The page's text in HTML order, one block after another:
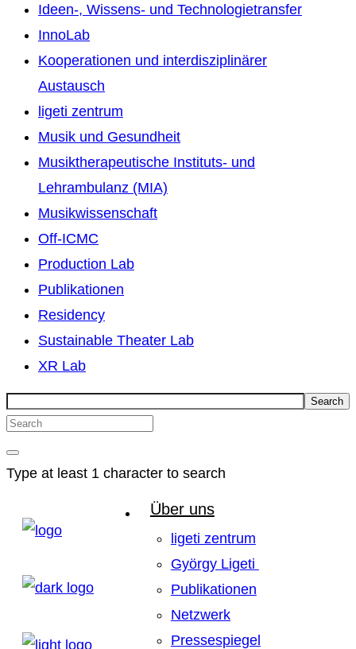
Ideen-, Wissens- und Technologietransfer
InnoLab
Kooperationen und interdisziplinärer
Austausch
ligeti zentrum
Musik und Gesundheit
Musiktherapeutische Instituts- und
Lehrambulanz (MIA)
Musikwissenschaft
Off-ICMC
Production Lab
Publikationen
Residency
Sustainable Theater Lab
XR Lab
Search
Type at least 1 character to search
Über uns
ligeti zentrum
György Ligeti
Publikationen
Netzwerk
Pressespiegel